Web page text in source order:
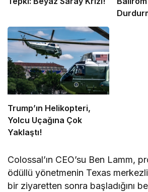
Trump’ın Helikopteri,
Yolcu Uçağına Çok
Yaklaştı!
Colossal’ın CEO’su Ben Lamm,
ödüllü yönetmenin Texas
bir ziyaretten sonra başladığını